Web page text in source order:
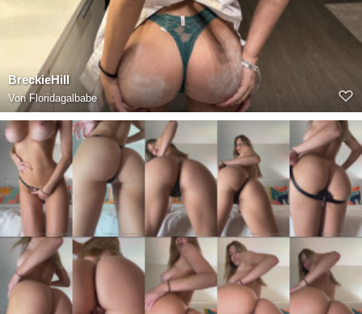
BreckieHill
Von Floridagalbabe